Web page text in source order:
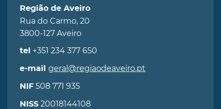
Região de Aveiro
Rua do Carmo, 20
3800-127 Aveiro
tel +351 234 377 650
e-mail geral@regiaodeaveiro.pt
NIF 508 771 935
NISS 20018144108